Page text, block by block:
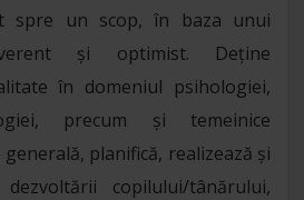
spre un scop, în baza unui
și optimist. Deține
în domeniul psihologiei,
precum și temeinice
planifică, realizează și
copilului/tânărului,